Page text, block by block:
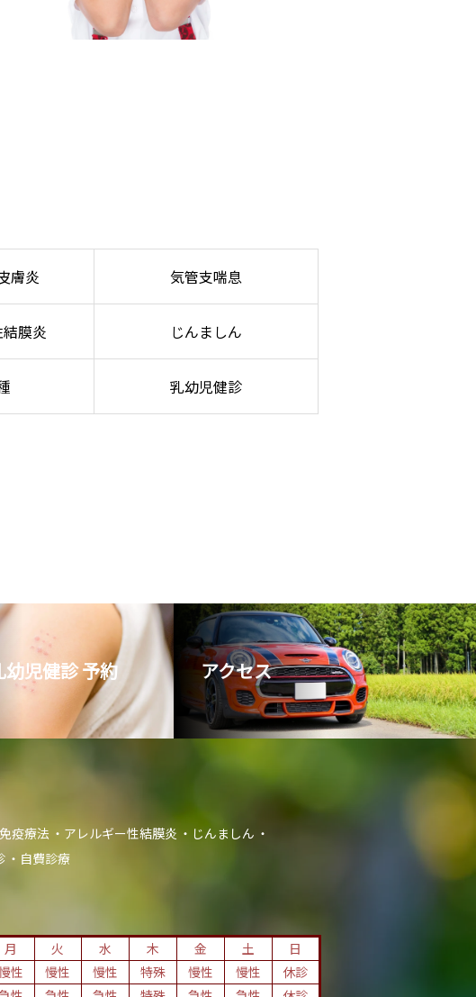
膚炎 気管支喘息
膜炎 じんましん
乳幼児健診
児健診 予約 アクセス
疫療法 アレルギー性結膜炎
じんましん
自費診療
月 火 水 木 金 土
日
性 慢性 慢性 特殊 慢性 慢性
休診